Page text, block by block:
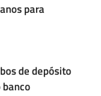
para
de depósito